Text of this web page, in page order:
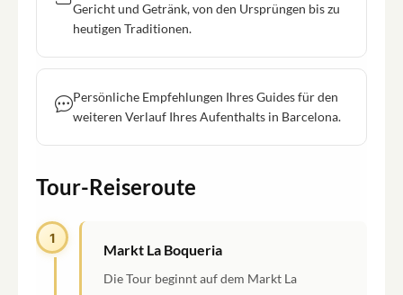
Gericht und Getränk, von den Ursprüngen bis zu
heutigen Traditionen.
Persönliche Empfehlungen Ihres Guides für den
weiteren Verlauf Ihres Aufenthalts in Barcelona.
Tour-Reiseroute
1
Markt La Boqueria
Die Tour beginnt auf dem Markt La